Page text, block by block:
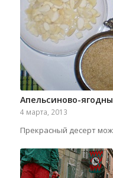
Апельсиново-
4 марта, 2013
Прекрасный десерт